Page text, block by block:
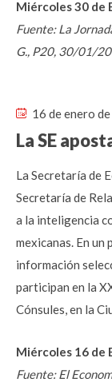
Miércoles 30 de
Fuente: La
G., P20, 30/01/
16 de enero
La SE
La Secretaría de
Secretaría de
a la inteligencia
mexicanas. En un
información
participan en la
Cónsules, en la
Miércoles 16 de
Fuente: El